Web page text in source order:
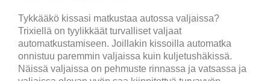
Tykkääkö kissasi matkustaa autossa valjaissa?
Trixiellä on tyylikkäät turvalliset valjaat
automatkustamiseen. Joillakin kissoilla automatka
onnistuu paremmin valjaissa kuin kuljetushäkissä.
Näissä valjaissa on pehmuste rinnassa ja vatsassa ja